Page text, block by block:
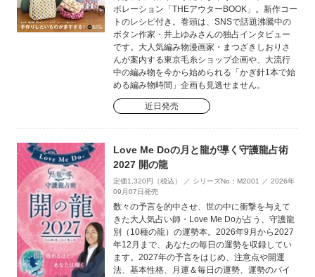
ボレーション「THEアウターBOOK」。新作コー
トのレシピ付き。巻頭は、SNSで話題沸騰中の
ボタン作家・井上ゆみさんの独占インタビュー
です。大人気編み物漫画家・まつざきしおりさ
んが案内する東京毛糸ショップ企画や、大流行
中の編み物を今から始められる「かぎ針1本で始
める編み物時間」企画も見逃せません。
近日発売
Love Me Doの月と龍が導く守護龍占術
2027 開の龍
定価1,320円（税込） ／ シリーズNo：M2001 ／ 2026年
09月07日発売
数々の予言を的中させ、世の中に衝撃を与えて
きた大人気占い師・Love Me Doが占う、守護龍
別（10種の龍）の運勢本。2026年9月から2027
年12月まで、あなたの毎日の運勢を収録してい
ます。2027年の予言をはじめ、注意点や開運
法、基本性格、月運＆毎日の運勢、運勢のバイ